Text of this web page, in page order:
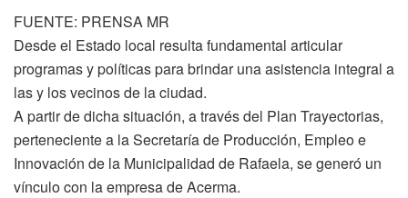
FUENTE: PRENSA MR
Desde el Estado local resulta fundamental articular
programas y políticas para brindar una asistencia integral a
las y los vecinos de la ciudad.
A partir de dicha situación, a través del Plan Trayectorias,
perteneciente a la Secretaría de Producción, Empleo e
Innovación de la Municipalidad de Rafaela, se generó un
vínculo con la empresa de Acerma.